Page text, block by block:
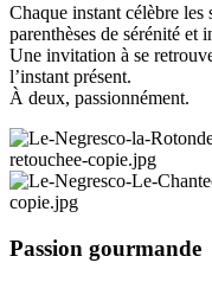
Chaque instant célèbre les
parenthèses de sérénité et
Une invitation à se
l’instant présent.
À deux, passionnément.
Passion gourmande